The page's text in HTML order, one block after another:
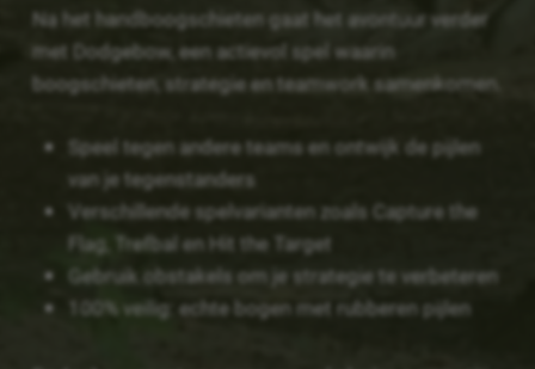
Na het handboogschieten gaat het avontuur verder
met Dodgebow, een actievol spel waarin
boogschieten, strategie en teamwork samenkomen.
Speel tegen andere teams en ontwijk de pijlen
van je tegenstanders
Verschillende spelvarianten zoals Capture the
Flag, Trefbal en Hit the Target
Gebruik obstakels om je strategie te verbeteren
100% veilig: echte bogen met rubberen pijlen